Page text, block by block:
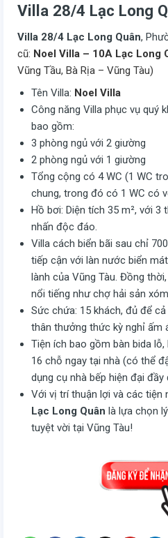
Villa 28/4 Lạc Long
Villa 28/4 Lạc Long Quân,
cũ: Noel Villa – 10A Lạc Long
Vũng Tầu, Bà Rịa – Vũng Tàu)
Tên Villa: Noel Villa
Công năng Villa phục vụ quý
bao gồm:
3 phòng ngủ với 2 giường
2 phòng ngủ với 1 giường
Tổng cộng có 4 WC (1 WC
chung, trong đó có 1 WC có
Hồ bơi: Diện tích 35 m², với
nhấn độc đáo.
Villa cách biển bãi sau chỉ
tiếp cận với làn nước biển
lành của Vũng Tàu. Đồng
nổi tiếng như chợ hải sản
Sức chứa: 15 khách, đủ để
thân thưởng thức kỳ nghỉ ấm
Tiện ích bao gồm bàn bida
16 chỗ ngay tại nhà (có thể
dụng cụ nhà bếp hiện đại đầy
Với vị trí thuận lợi và các tiện
Lạc Long Quân là lựa chọn
tuyệt vời tại Vũng Tàu!